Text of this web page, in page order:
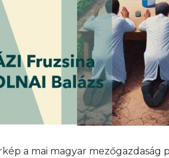
a mai magyar mezőgazdaság